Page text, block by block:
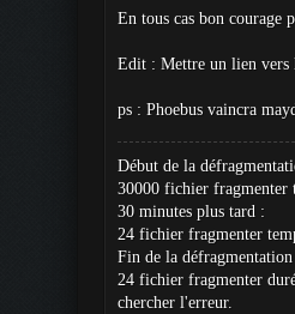
En tous cas bon courage
Edit : Mettre un lien vers
ps : Phoebus vaincra
Début de la
30000 fichier fragmenter
30 minutes plus tard :
24 fichier fragmenter
Fin de la
24 fichier fragmenter
chercher l'erreur.